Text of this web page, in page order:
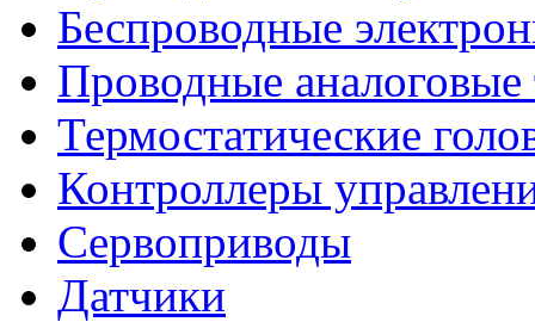
Беспроводные
Проводные аналоговые
Термостатические
Контроллеры
Сервоприводы
Датчики